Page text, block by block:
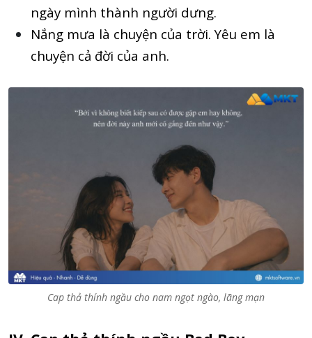
ngày mình thành người dưng.
Nắng mưa là chuyện của trời. Yêu em là
chuyện cả đời của anh.
Cap thả thính ngầu cho nam ngọt ngào, lãng mạn